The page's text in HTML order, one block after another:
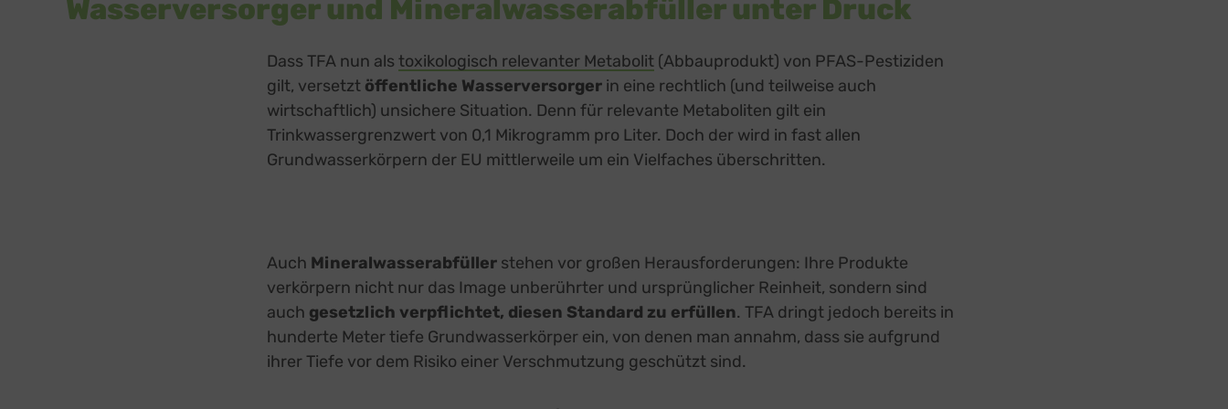
Wasserversorger und Mineralwasserabfüller unter Druck
Dass TFA nun als toxikologisch relevanter Metabolit (Abbauprodukt) von PFAS-Pestiziden
gilt, versetzt öffentliche Wasserversorger in eine rechtlich (und teilweise auch
wirtschaftlich) unsichere Situation. Denn für relevante Metaboliten gilt ein
Trinkwassergrenzwert von 0,1 Mikrogramm pro Liter. Doch der wird in fast allen
Grundwasserkörpern der EU mittlerweile um ein Vielfaches überschritten.
Auch Mineralwasserabfüller stehen vor großen Herausforderungen: Ihre Produkte
verkörpern nicht nur das Image unberührter und ursprünglicher Reinheit, sondern sind
auch gesetzlich verpflichtet, diesen Standard zu erfüllen. TFA dringt jedoch bereits in
hunderte Meter tiefe Grundwasserkörper ein, von denen man annahm, dass sie aufgrund
ihrer Tiefe vor dem Risiko einer Verschmutzung geschützt sind.